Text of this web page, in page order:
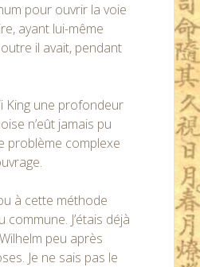
pour ouvrir la voie
ayant lui-même
il avait, pendant
King une profondeur
n’eût jamais pu
problème complexe
à cette méthode
J’étais déjà
peu après
Je ne sais pas le